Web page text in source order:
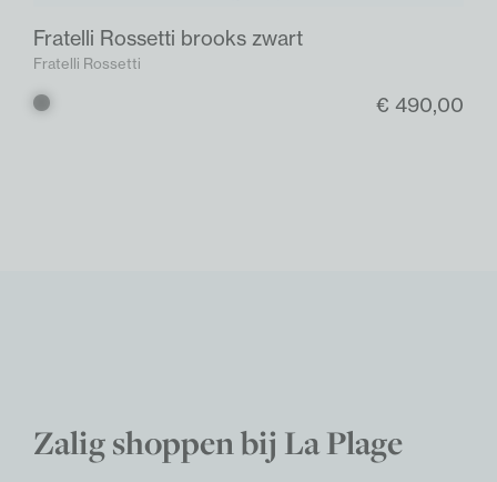
Fratelli Rossetti brooks zwart
Fratelli Rossetti
Zwart € 490,00
Zalig shoppen bij La Plage